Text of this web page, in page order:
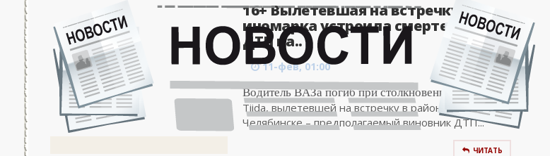
16+ Вылетевшая на встречку
иномарка устроила смертельное
ДТП на..
11-фев, 01:00
Водитель ВАЗа погиб при столкновении с Nissan
Tiida, вылетевшей на встречку в районе Шершней в
Челябинске – предполагаемый виновник ДТП...
ЧИТАТЬ